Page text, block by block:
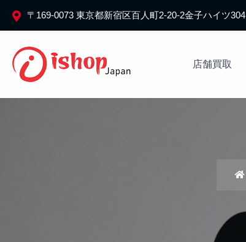
〒169-0073 東京都新宿区百人町2-20-2金子ハイツ304
店舗買取